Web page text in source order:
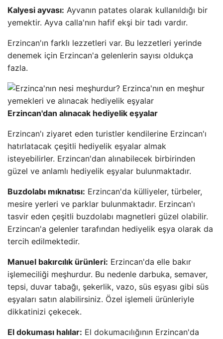
Kalyesi ayvası: Ayvanın patates olarak kullanıldığı bir
yemektir. Ayva calla'nın hafif ekşi bir tadı vardır.
Erzincan'ın farklı lezzetleri var. Bu lezzetleri yerinde
denemek için Erzincan'a gelenlerin sayısı oldukça
fazla.
Erzincan'dan alınacak hediyelik eşyalar
Erzincan'ı ziyaret eden turistler kendilerine Erzincan'ı
hatırlatacak çeşitli hediyelik eşyalar almak
isteyebilirler. Erzincan'dan alınabilecek birbirinden
güzel ve anlamlı hediyelik eşyalar bulunmaktadır.
Buzdolabı mıknatısı: Erzincan'da külliyeler, türbeler,
mesire yerleri ve parklar bulunmaktadır. Erzincan'ı
tasvir eden çeşitli buzdolabı magnetleri güzel olabilir.
Erzincan'a gelenler tarafından hediyelik eşya olarak da
tercih edilmektedir.
Manuel bakırcılık ürünleri: Erzincan'da elle bakır
işlemeciliği meşhurdur. Bu nedenle darbuka, semaver,
tepsi, duvar tabağı, şekerlik, vazo, süs eşyası gibi süs
eşyaları satın alabilirsiniz. Özel işlemeli ürünleriyle
dikkatinizi çekecek.
El dokuması halılar: El dokumacılığının Erzincan'da